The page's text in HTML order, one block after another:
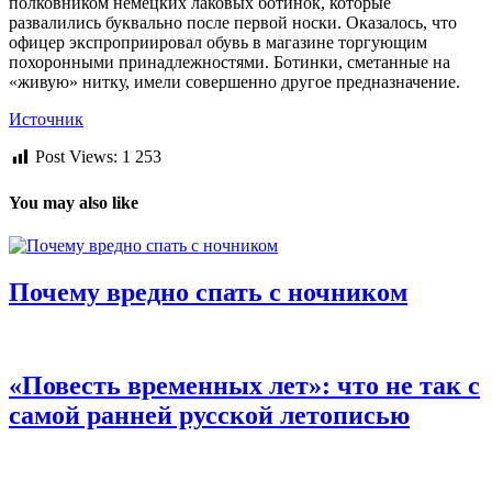
развалились буквально после первой носки. Оказалось, что
офицер экспроприировал обувь в магазине торгующим
похоронными принадлежностями. Ботинки, сметанные на
«живую» нитку, имели совершенно другое предназначение.
Источник
Post Views: 1 253
You may also like
Почему вредно спать с ночником
«Повесть временных лет»: что не так с
самой ранней русской летописью